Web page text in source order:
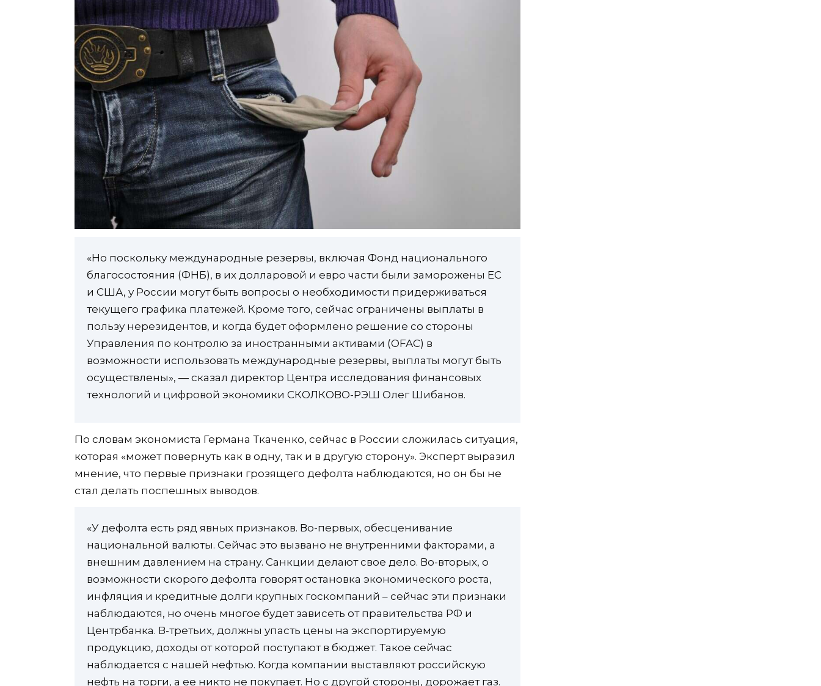
«Но поскольку международные резервы, включая Фонд национального
благосостояния (ФНБ), в их долларовой и евро части были заморожены ЕС
и США, у России могут быть вопросы о необходимости придерживаться
текущего графика платежей. Кроме того, сейчас ограничены выплаты в
пользу нерезидентов, и когда будет оформлено решение со стороны
Управления по контролю за иностранными активами (OFAC) в
возможности использовать международные резервы, выплаты могут быть
осуществлены», — сказал директор Центра исследования финансовых
технологий и цифровой экономики СКОЛКОВО-РЭШ Олег Шибанов.
По словам экономиста Германа Ткаченко, сейчас в России сложилась ситуация,
которая «может повернуть как в одну, так и в другую сторону». Эксперт выразил
мнение, что первые признаки грозящего дефолта наблюдаются, но он бы не
стал делать поспешных выводов.
«У дефолта есть ряд явных признаков. Во-первых, обесценивание
национальной валюты. Сейчас это вызвано не внутренними факторами, а
внешним давлением на страну. Санкции делают свое дело. Во-вторых, о
возможности скорого дефолта говорят остановка экономического роста,
инфляция и кредитные долги крупных госкомпаний – сейчас эти признаки
наблюдаются, но очень многое будет зависеть от правительства РФ и
Центрбанка. В-третьих, должны упасть цены на экспортируемую
продукцию, доходы от которой поступают в бюджет. Такое сейчас
наблюдается с нашей нефтью. Когда компании выставляют российскую
нефть на торги, а ее никто не покупает. Но с другой стороны, дорожает газ.